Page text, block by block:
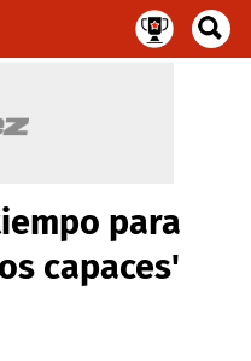
para
capaces'